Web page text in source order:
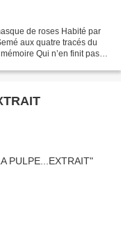
de roses Habité par
aux quatre tracés du
Qui n’en finit pas